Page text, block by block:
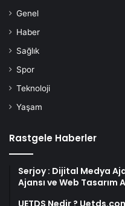
Genel
Haber
Sağlık
Spor
Teknoloji
Yaşam
Rastgele Haberler
Serjoy : Dijital Medya
Ajansı ve Web Tasarım
UETDS Nedir ?